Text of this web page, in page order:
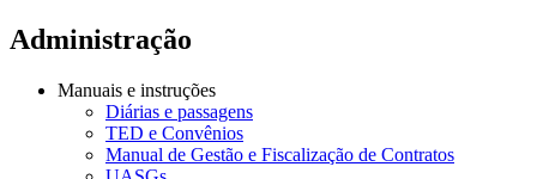
Administração
Manuais e instruções
Diárias e passagens
TED e Convênios
Manual de Gestão e Fiscalização de Contratos